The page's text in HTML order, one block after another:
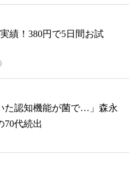
績！380円で5日間お試
た認知機能が菌で…」森永
70代続出